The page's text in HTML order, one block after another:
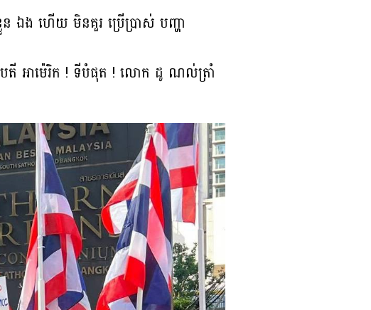
ន ឯង ហើយ មិនគួរ ប្រើប្រាស់ បញ្ហា
បតី អាម៉េរិក ! ទីបំផុត ! លោក ដូ ណល់ត្រាំ